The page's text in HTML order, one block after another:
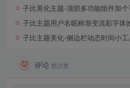
子比美化主题-顶部多功能组件加个
子比主题用户名昵称渐变流彩字体
子比主题美化-侧边栏动态时间小
评论 抢沙发